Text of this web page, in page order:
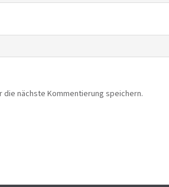
die nächste Kommentierung speichern.